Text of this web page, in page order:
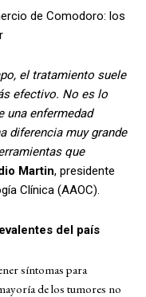
de Comodoro: los
el tratamiento suele
efectivo. No es lo
una enfermedad
diferencia muy grande
que
Martin, presidente
Clínica (AAOC).
del país
síntomas para
de los tumores no